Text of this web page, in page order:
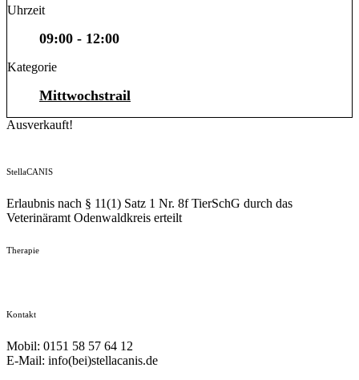
Uhrzeit
09:00 - 12:00
Kategorie
Mittwochstrail
Ausverkauft!
StellaCANIS
Erlaubnis nach § 11(1) Satz 1 Nr. 8f TierSchG durch das
Veterinäramt Odenwaldkreis erteilt
Therapie
Kontakt
Mobil: 0151 58 57 64 12
E-Mail: info(bei)stellacanis.de